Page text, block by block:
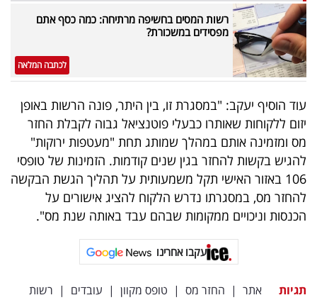
רשות המסים בחשיפה מרתיחה: כמה כסף אתם
מפסידים במשכורת?
לכתבה המלאה
עוד הוסיף יעקב: "במסגרת זו, בין היתר, פונה הרשות באופן
יזום ללקוחות שאותרו כבעלי פוטנציאל גבוה לקבלת החזר
מס ומזמינה אותם במהלך שמותג תחת "מעטפות ירוקות"
להגיש בקשות להחזר בגין שנים קודמות. הזמינות של טופסי
106 באזור האישי תקל משמעותית על תהליך הגשת הבקשה
להחזר מס, במסגרתו נדרש הלקוח להציג אישורים על
הכנסות וניכויים ממקומות שבהם עבד באותה שנת מס".
עקבו אחרינו
תגיות אתר | החזר מס | טופס מקוון | עובדים | רשות